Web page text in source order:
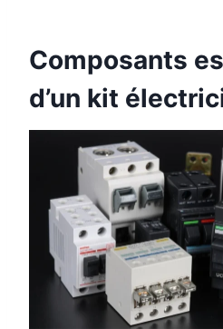
Composants
d’un kit